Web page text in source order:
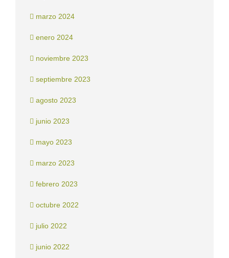
marzo 2024
enero 2024
noviembre 2023
septiembre 2023
agosto 2023
junio 2023
mayo 2023
marzo 2023
febrero 2023
octubre 2022
julio 2022
junio 2022